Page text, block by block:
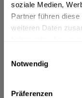
soziale Medien,
Partner führen
weiteren Daten
Notwendig
Präferenzen
Artikel-Nr.:
Verfügbar in:
mehr
Zutaten und Allergene